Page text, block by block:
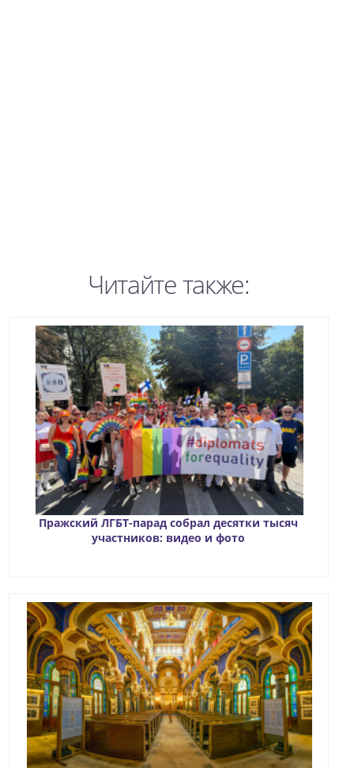
Читайте также:
Пражский ЛГБТ-парад собрал десятки тысяч
участников: видео и фото